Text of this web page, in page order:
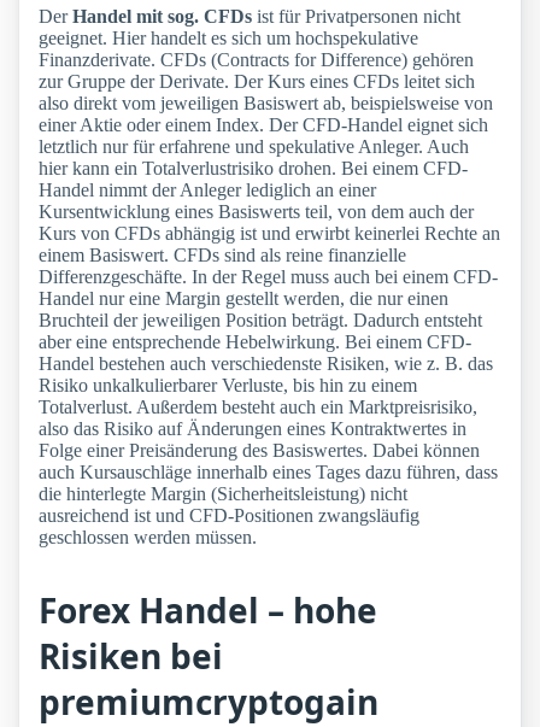
DerHandel mit sog. CFDs ist für Privatpersonen nicht
geeignet. Hier handelt es sich um hochspekulative
Finanzderivate. CFDs (Contracts for Difference) gehören
zur Gruppe der Derivate. Der Kurs eines CFDs leitet sich
also direkt vom jeweiligen Basiswert ab, beispielsweise von
einer Aktie oder einem Index. Der CFD-Handel eignet sich
letztlich nur für erfahrene und spekulative Anleger. Auch
hier kann ein Totalverlustrisiko drohen. Bei einem CFD-
Handel nimmt der Anleger lediglich an einer
Kursentwicklung eines Basiswerts teil, von dem auch der
Kurs von CFDs abhängig ist und erwirbt keinerlei Rechte an
einem Basiswert. CFDs sind als reine finanzielle
Differenzgeschäfte. In der Regel muss auch bei einem CFD-
Handel nur eine Margin gestellt werden, die nur einen
Bruchteil der jeweiligen Position beträgt. Dadurch entsteht
aber eine entsprechende Hebelwirkung. Bei einem CFD-
Handel bestehen auch verschiedenste Risiken, wie z. B. das
Risiko unkalkulierbarer Verluste, bis hin zu einem
Totalverlust. Außerdem besteht auch ein Marktpreisrisiko,
also das Risiko auf Änderungen eines Kontraktwertes in
Folge einer Preisänderung des Basiswertes. Dabei können
auch Kursauschläge innerhalb eines Tages dazu führen, dass
die hinterlegte Margin (Sicherheitsleistung) nicht
ausreichend ist und CFD-Positionen zwangsläufig
geschlossen werden müssen.
Forex Handel – hohe
Risiken bei
premiumcryptogain